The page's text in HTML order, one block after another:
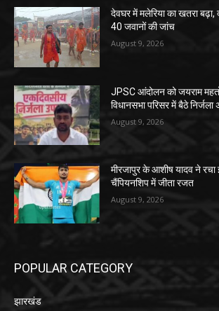
देवघर में मलेरिया का खतरा बढ़ा,
40 जवानों की जांच
August 9, 2026
JPSC आंदोलन को जयराम
विधानसभा परिसर में बैठे
August 9, 2026
मीरजापुर के आशीष यादव ने
चैंपियनशिप में जीता रजत
August 9, 2026
POPULAR CATEGORY
झारखंड